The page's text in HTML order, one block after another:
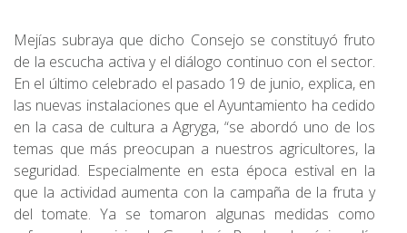
Mejías subraya que dicho Consejo se constituyó fruto
de la escucha activa y el diálogo continuo con el sector.
En el último celebrado el pasado 19 de junio, explica, en
las nuevas instalaciones que el Ayuntamiento ha cedido
en la casa de cultura a Agryga, “se abordó uno de los
temas que más preocupan a nuestros agricultores, la
seguridad. Especialmente en esta época estival en la
que la actividad aumenta con la campaña de la fruta y
del tomate. Ya se tomaron algunas medidas como